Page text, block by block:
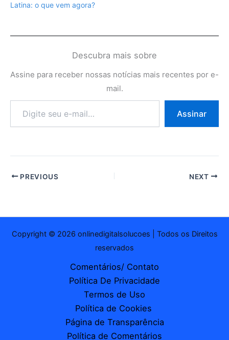
Latina: o que vem agora?
Descubra mais sobre
Assine para receber nossas notícias mais recentes por e-
mail.
e-
Assinar
PREVIOUS NEXT
Copyright © 2026 onlinedigitalsolucoes | Todos os Direitos
reservados
Comentários/ Contato
Política De Privacidade
Termos de Uso
Política de Cookies
Página de Transparência
Política de Comentários